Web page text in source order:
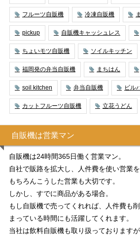
フルーツ自販機 冷凍自販機
pickup 自販機キャッシュレス
ちょいモツ自販機 ソイルキッチン
福岡発の弁当自販機 まちはん
soil kitchen 弁当自販機 ビル
カットフルーツ自販機 立花うどん
自販機は営業マン
自販機は24時間365日働く営業マン。
自社で販路を拡大し、人件費を使い営業を
もちろんこうした営業も大切です。
しかし、すでに商品がある場合。
もし自販機で売ってくれれば、人件費も
まっている時間にも活躍してくれます。
当社は飲料自販機も取り扱っております